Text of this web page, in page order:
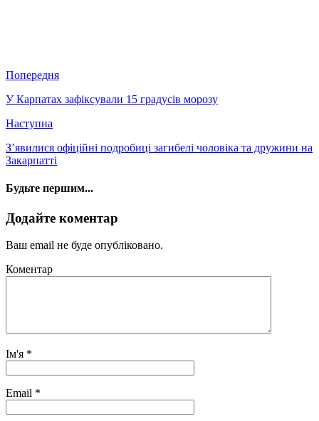
Попередня
У Карпатах зафіксували 15 градусів морозу
Наступна
З’явилися офіційні подробиці загибелі чоловіка та дружини на
Закарпатті
Будьте першим...
Додайте коментар
Ваш email не буде опубліковано.
Коментар
Ім'я *
Email *